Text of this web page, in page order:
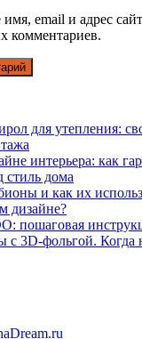
email и адрес
комментариев.
для утепления:
интерьера: как
стиль дома
и как их
дизайне?
пошаговая
с 3D-фольгой.